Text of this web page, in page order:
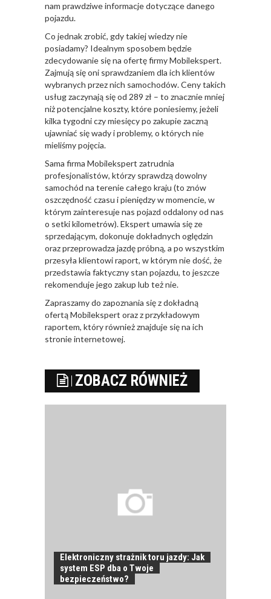
nam prawdziwe informacje dotyczące danego
pojazdu.
Co jednak zrobić, gdy takiej wiedzy nie
posiadamy? Idealnym sposobem będzie
zdecydowanie się na ofertę firmyMobilekspert.
Zajmują się oni sprawdzaniem dla ich klientów
wybranych przez nich samochodów. Ceny takich
usług zaczynają się od 289 zł – to znacznie mniej
niż potencjalne koszty, które poniesiemy, jeżeli
kilka tygodni czy miesięcy po zakupie zaczną
ujawniać się wady i problemy, o których nie
mieliśmy pojęcia.
Sama firma Mobilekspert zatrudnia
profesjonalistów, którzy sprawdzą dowolny
samochód na terenie całego kraju (to znów
oszczędność czasu i pieniędzy w momencie, w
którym zainteresuje nas pojazd oddalony od nas
o setki kilometrów). Ekspert umawia się ze
sprzedającym, dokonuje dokładnych oględzin
oraz przeprowadza jazdę próbną, a po wszystkim
przesyła klientowi raport, w którym nie dość, że
przedstawia faktyczny stan pojazdu, to jeszcze
rekomenduje jego zakup lub też nie.
Zapraszamy do zapoznania się z dokładną
ofertą Mobilekspert oraz z przykładowym
raportem, który również znajduje się na ich
stronie internetowej.
ZOBACZ RÓWNIEŻ
Elektroniczny strażnik toru jazdy: Jak
system ESP dba o Twoje
bezpieczeństwo?